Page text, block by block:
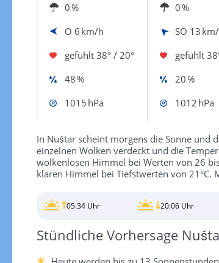
0 % 0 %
O 6 km/h SO 13
gefühlt 38° / 20° gefühlt
48 %
20 %
1015 hPa
1012 hPa
In Nuštar scheint morgens die Sonne und
einzelnen Wolken verdeckt und die
wolkenlosen Himmel bei Werten von 26
klaren Himmel bei Tiefstwerten von
05:34 Uhr 20:06 Uhr
Stündliche Vorhersage